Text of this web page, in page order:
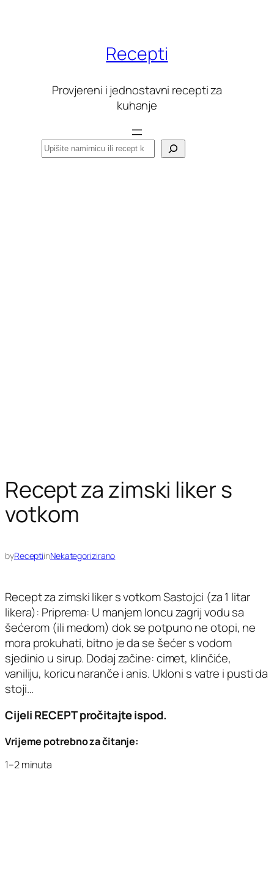
Recepti
Provjereni i jednostavni recepti za
kuhanje
Pretraga
Recept za zimski liker s
votkom
byReceptiinNekategorizirano
Recept za zimski liker s votkom Sastojci (za 1 litar
likera): Priprema: U manjem loncu zagrij vodu sa
šećerom (ili medom) dok se potpuno ne otopi, ne
mora prokuhati, bitno je da se šećer s vodom
sjedinio u sirup. Dodaj začine: cimet, klinčiće,
vaniliju, koricu naranče i anis. Ukloni s vatre i pusti da
stoji…
Cijeli RECEPT pročitajte ispod.
Vrijeme potrebno za čitanje:
1–2 minuta